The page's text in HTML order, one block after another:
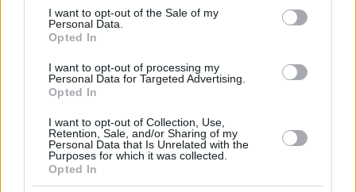
consent section.
I want to opt-out of the Sale of my
Personal Data.
Opted In
I want to opt-out of processing my
Personal Data for Targeted Advertising.
Opted In
I want to opt-out of Collection, Use,
Retention, Sale, and/or Sharing of my
Personal Data that Is Unrelated with the
Purposes for which it was collected.
Opted In